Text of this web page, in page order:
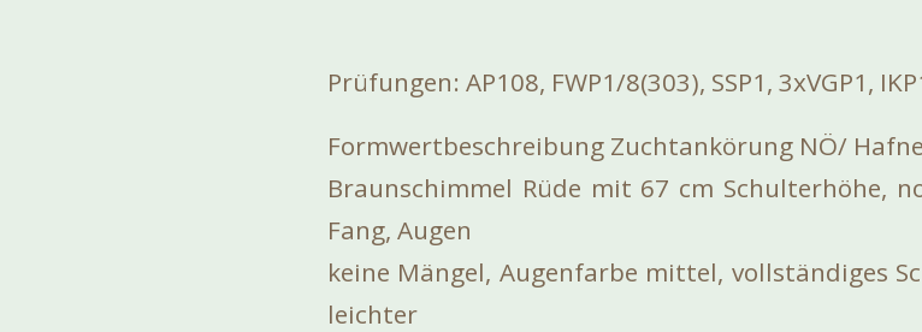
Prüfungen: AP108, FWP1/8(303), SSP1, 3xVGP1,
Formwertbeschreibung Zuchtankörung NÖ/
Braunschimmel Rüde mit 67 cm Schulterhöhe,
Fang, Augen
keine Mängel, Augenfarbe mittel, vollständiges
leichter